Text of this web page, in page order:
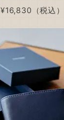
¥16,830（税込）